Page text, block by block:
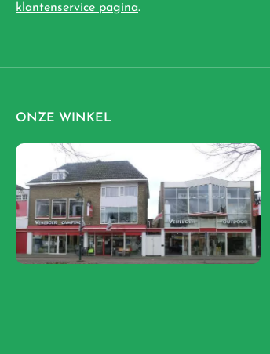
klantenservice pagina.
ONZE WINKEL